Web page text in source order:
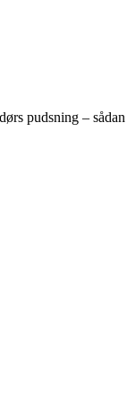
pudsning –